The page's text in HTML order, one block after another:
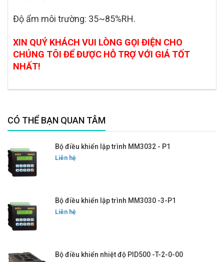
Độ ẩm môi trường: 35~85%RH.
XIN QUÝ KHÁCH VUI LÒNG GỌI ĐIỆN CHO
CHÚNG TÔI ĐỂ ĐƯỢC HỖ TRỢ VỚI GIÁ TỐT
NHẤT!
CÓ THỂ BẠN QUAN TÂM
Bộ điều khiển lập trình MM3032 - P1
Liên hệ
Bộ điều khiển lập trình MM3030 -3-P1
Liên hệ
Bộ điều khiển nhiệt độ PID500 -T-2-0-00